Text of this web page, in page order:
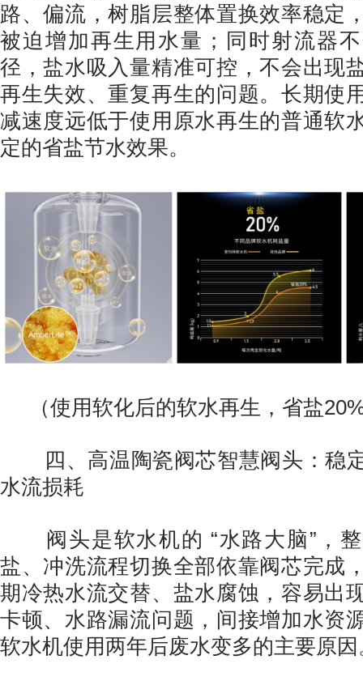
路、偏流，树脂层整体置换效率稳定
被迫增加再生用水量；同时射流器
径，盐水吸入量精准可控，不会出现
再生失效、重复再生的问题。长期使
减速度远低于使用原水再生的普通软
定的省盐节水效果。
（使用软化后的软水再生，省盐
四、高温陶瓷阀芯智慧阀头：稳
水流损耗
阀头是软水机的 “水路大脑”，整
盐、冲洗流程切换全部依靠阀芯完成
期冷热水流交替、盐水腐蚀，容易出
卡顿、水路漏流问题，间接增加水资
软水机使用两年后废水变多的主要原因